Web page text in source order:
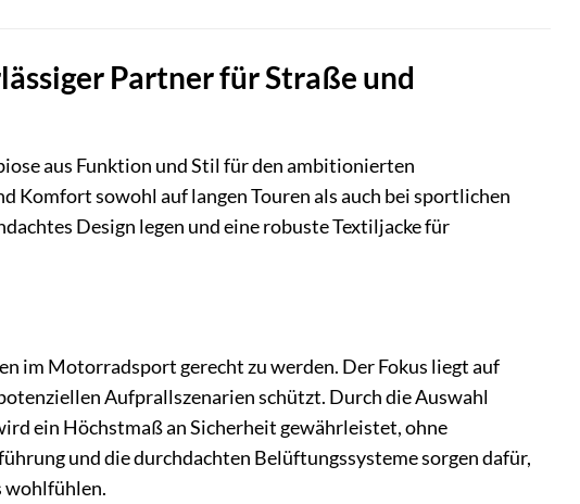
Partner für Straße und
aus Funktion und Stil für den ambitionierten
Komfort sowohl auf langen Touren als auch bei sportlichen
Design legen und eine robuste Textiljacke für
im Motorradsport gerecht zu werden. Der Fokus liegt auf
Aufprallszenarien schützt. Durch die Auswahl
ein Höchstmaß an Sicherheit gewährleistet, ohne
und die durchdachten Belüftungssysteme sorgen dafür,
wohlfühlen.